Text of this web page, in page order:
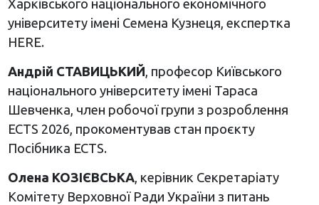
Харківського національного економічного
університету імені Семена Кузнеця, експертка
HERE.
Андрій СТАВИЦЬКИЙ, професор Київського
національного університету імені Тараса
Шевченка, член робочої групи з розроблення
ECTS 2026, прокоментував стан проєкту
Посібника ECTS.
Олена КОЗІЄВСЬКА, керівник Секретаріату
Комітету Верховної Ради України з питань